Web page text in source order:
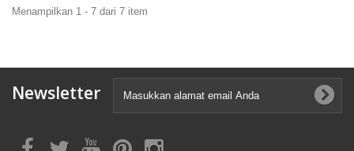
Menampilkan 1 - 7 dari 7 item
Newsletter